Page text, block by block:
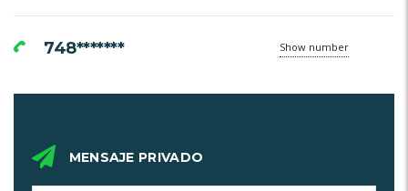
748******* Show number
MENSAJE PRIVADO